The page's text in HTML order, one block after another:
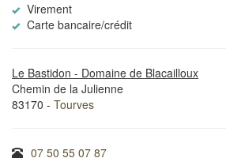
Virement
Carte bancaire/crédit
Le Bastidon - Domaine de Blacailloux
Chemin de la Julienne
83170 - Tourves
07 50 55 07 87